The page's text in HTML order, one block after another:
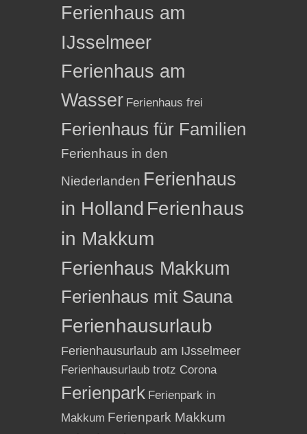
Ferienhaus am
IJsselmeer
Ferienhaus am
Wasser Ferienhaus frei
Ferienhaus für Familien
Ferienhaus in den
Niederlanden Ferienhaus
in Holland Ferienhaus
in Makkum
Ferienhaus Makkum
Ferienhaus mit Sauna
Ferienhausurlaub
Ferienhausurlaub am IJsselmeer
Ferienhausurlaub trotz Corona
Ferienpark Ferienpark in
Makkum Ferienpark Makkum